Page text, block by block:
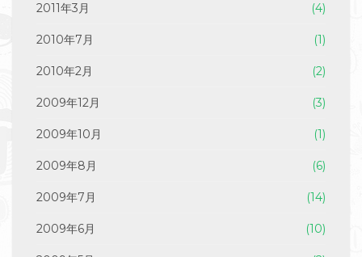
2011年3月 (4)
2010年7月 (1)
2010年2月 (2)
2009年12月 (3)
2009年10月 (1)
2009年8月 (6)
2009年7月 (14)
2009年6月 (10)